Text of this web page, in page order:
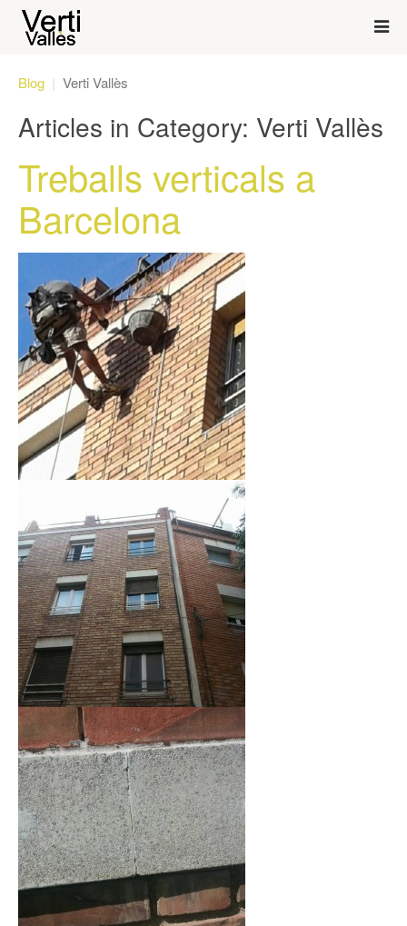
Blog Verti Vallès
Articles in Category: Verti Vallès
Treballs verticals a
Barcelona